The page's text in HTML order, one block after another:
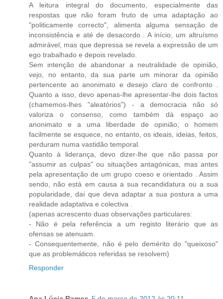
A leitura integral do documento, especialmente das
respostas que não foram fruto de uma adaptação ao
"politicamente correcto", alimenta alguma sensação de
inconsistência e até de desacordo . A início, um altruísmo
admirável, mas que depressa se revela a expressão de um
ego trabalhado e depois revelado.
Sem intenção de abandonar a neutralidade de opinião,
vejo, no entanto, da sua parte um minorar da opinião
pertencente ao anonimato e desejo claro de confronto .
Quanto a isso, devo apenas-lhe apresentar-lhe dois factos
(chamemos-lhes "aleatórios") - a democracia não só
valoriza o consenso, como também dá espaço ao
anonimato e a uma liberdade de opinião; o homem
facilmente se esquece, no entanto, os ideais, ideias, feitos,
perduram numa vastidão temporal.
Quanto à liderança, devo dizer-lhe que não passa por
"assumir as culpas" ou situações antagónicas, mas antes
pela apresentação de um grupo coeso e orientado . Assim
sendo, não está em causa a sua recandidatura ou a sua
popularidade, daí que deva adaptar a sua postura a uma
realidade adaptativa e colectiva .
(apenas acrescento duas observações particulares:
- Não é pela referência a um registo literário que as
ofensas se atenuam.
- Consequentemente, não é pelo demérito do "queixoso"
que as problemáticos referidas se resolvem)
Responder